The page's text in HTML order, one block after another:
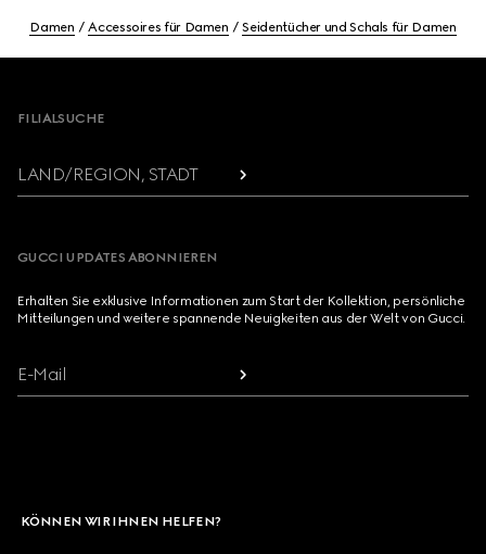
Damen Accessoires für Damen Seidentücher und Schals für Damen
FILIALSUCHE
LAND/REGION, STADT
GUCCI UPDATES ABONNIEREN
Erhalten Sie exklusive Informationen zum Start der Kollektion, persönliche
Mitteilungen und weitere spannende Neuigkeiten aus der Welt von Gucci.
E-Mail
KÖNNEN WIR IHNEN HELFEN?